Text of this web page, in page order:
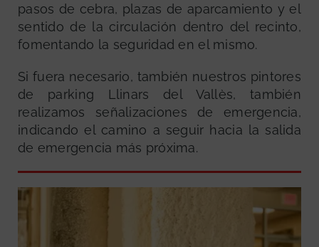
pasos de cebra, plazas de aparcamiento y el
sentido de la circulación dentro del recinto,
fomentando la seguridad en el mismo.
Si fuera necesario, también nuestros pintores
de parking Llinars del Vallès, también
realizamos señalizaciones de emergencia,
indicando el camino a seguir hacia la salida
de emergencia más próxima.